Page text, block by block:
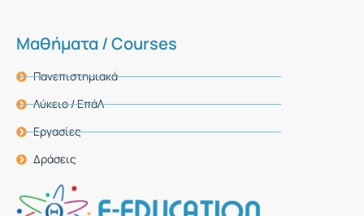
Μαθήματα / Courses
Πανεπιστημιακά
Λύκειο / ΕπάΛ
Εργασίες
Δράσεις